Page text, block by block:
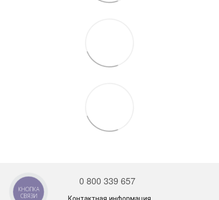
0 800 339 657
КНОПКА
СВЯЗИ